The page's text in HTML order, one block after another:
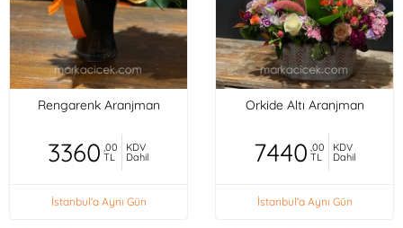
Rengarenk Aranjman
3360 ,00
TL
KDV
Dahil
İstanbul'a Aynı Gün
Orkide Altı Aranjman
7440 ,00
TL
KDV
Dahil
İstanbul'a Aynı Gün